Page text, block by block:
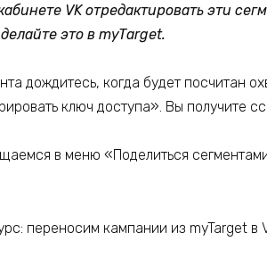
VK отредактировать эти
это в myTarget.
дождитесь, когда будет посчитан
ключ доступа». Вы получите
в меню «Поделиться